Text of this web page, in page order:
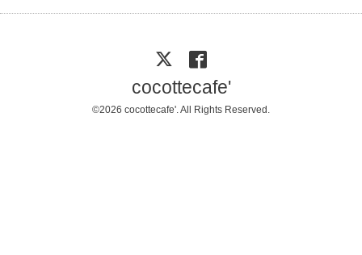
cocottecafe'
©2026 cocottecafe'. All Rights Reserved.